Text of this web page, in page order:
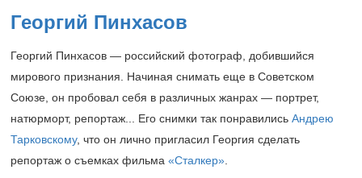
Георгий Пинхасов
Георгий Пинхасов — российский фотограф, добившийся
мирового признания. Начиная снимать еще в Советском
Союзе, он пробовал себя в различных жанрах — портрет,
натюрморт, репортаж... Его снимки так понравились Андрею
Тарковскому, что он лично пригласил Георгия сделать
репортаж о съемках фильма «Сталкер»